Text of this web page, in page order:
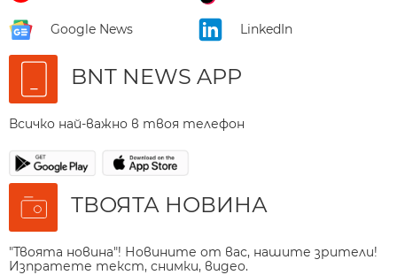
Google News LinkedIn
BNT NEWS APP
Всичко най-важно в твоя телефон
ТВОЯТА НОВИНА
"Твоята новина"! Новините от вас, нашите зрители!
Изпратете текст, снимки, видео.